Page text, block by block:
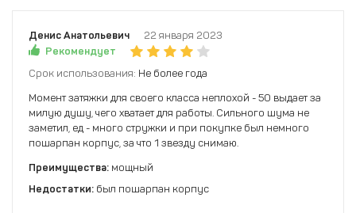
Денис Анатольевич
22 января 2023
Рекомендует
Срок использования: Не более года
Момент затяжки для своего класса неплохой - 50 выдает за
милую душу, чего хватает для работы. Сильного шума не
заметил, ед - много стружки и при покупке был немного
пошарпан корпус, за что 1 звезду снимаю.
Преимущества: мощный
Недостатки: был пошарпан корпус